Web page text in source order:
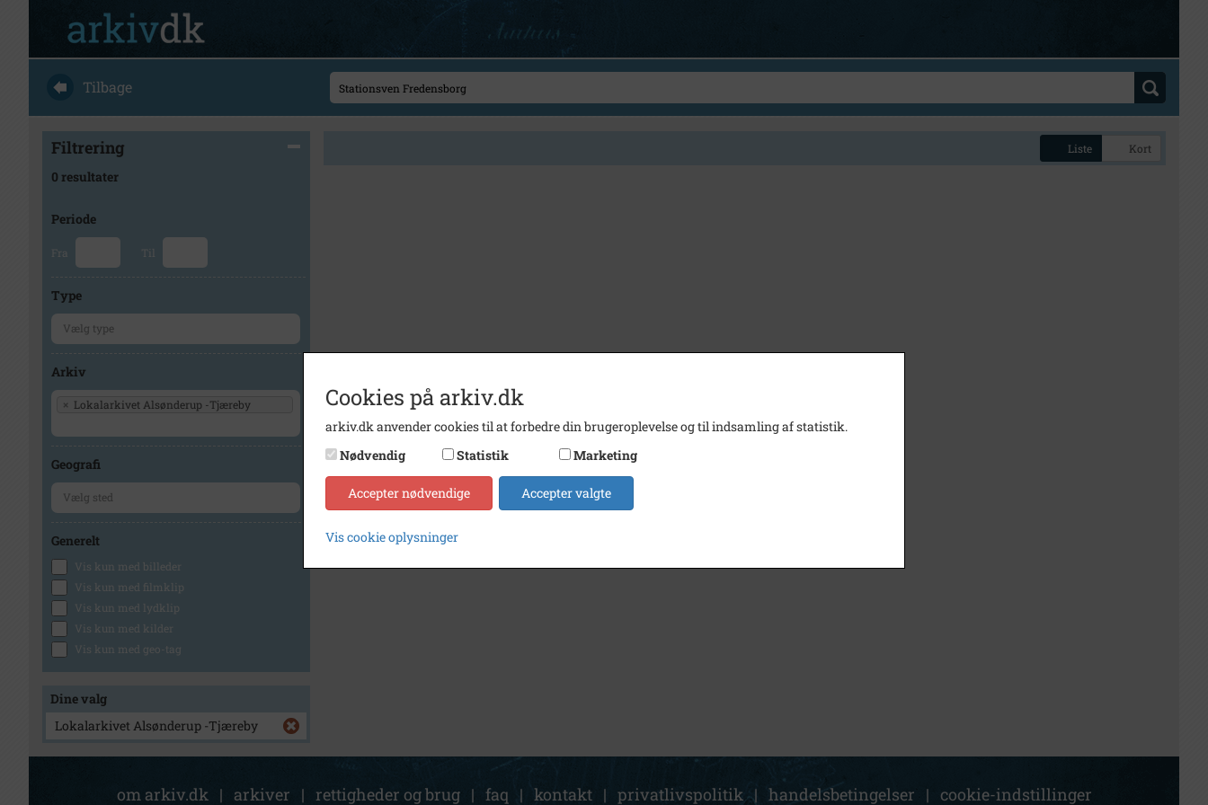
Tilbage
Filtrering
0 resultater
Periode
Fra Til
Type
Arkiv
× Lokalarkivet Alsønderup -Tjæreby
Geografi
Generelt
Vis kun med billeder
Vis kun med filmklip
Vis kun med lydklip
Vis kun med kilder
Vis kun med geo-tag
Dine valg
Lokalarkivet Alsønderup -Tjæreby
Liste Kort
om arkiv.dk | arkiver | rettigheder og brug | faq | kontakt | privatlivspolitik | handelsbetingelser | cookie-indstillinger
Cookies på arkiv.dk
arkiv.dk anvender cookies til at forbedre din brugeroplevelse og til indsamling af statistik.
Nødvendig
Statistik Marketing
Accepter nødvendige Accepter valgte
Vis cookie oplysninger